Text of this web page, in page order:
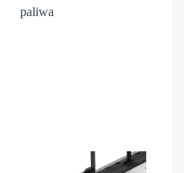
paliwa